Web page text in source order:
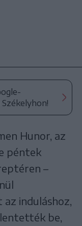
Hunor, az
péntek
–
induláshoz,
be,